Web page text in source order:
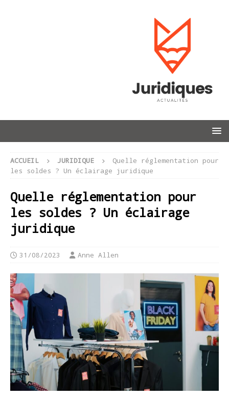
ACCUEIL JURIDIQUE
Quelle réglementation pour
les soldes ? Un éclairage juridique
Quelle réglementation pour
les soldes ? Un éclairage
juridique
31/08/2023 Anne Allen